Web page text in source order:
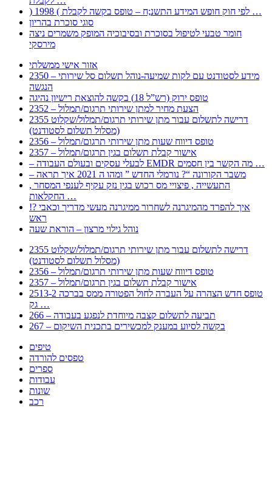
) 1998 ( לפי חוק חופש המידע התשנ;ח – טופס בקשה לקבלת …
סוגי סוכרת בהריון
חומר טבעי לטיפול בסוכרת ובסיבוכיה המופק משמרים ניצה
מירסקי
אזור אישי ממשלתי
2350 – מידע לסטודנט עם לקות שמיעה-נוהל תשלום סל שירותי
הנגשה
טופס ירוק (רש”ל 18) בקשה להוצאת רישיון נהיגה
2352 – הצעת מחיר למתן שירותי תרגום/תמלול
2355 דרישה לתשלום עבור מתן שירותי תרגום/תמלול/שקלוט
(מסלול תשלום לסטודנט)
2356 – טופס דיווח שעות מתן שירותי תרגום/תמלול
2357 – אישור קבלת תשלום בגין תרגום/תמלול
– לבעלי עסקים ובעולם העבודה EMDR מה הקשר בין חסמים …
– משבר הקורונה “? נורמלי החדש ” ומהו ה 2021 איך תראה
, התעשייה , פיצויי מס רכוש בגין נזק עקיף לענפי המסחר
החקלאות …
!? איך להפרד מהמיגרנה לשחרור ממיגרנה מעשי מדריך וכאבי
ראש
נוהל גילוי מרצון – הוראת שעה
2355 דרישה לתשלום עבור מתן שירותי תרגום/תמלול/שקלוט
(מסלול תשלום לסטודנט)
2356 – טופס דיווח שעות מתן שירותי תרגום/תמלול
2357 – אישור קבלת תשלום בגין תרגום/תמלול
2513-2 טופס חדש הצהרה על העברה לחול הפטורה ממס בברכה
גק …
266 – תביעה לתשלום קצבה מיוחדת לנפגע בעבודה
267 – בקשה לסיוע במענק למכשירים בתכנית השיקום
טיפים
טפסים להורדה
ספרים
עבודות
שונות
רכב